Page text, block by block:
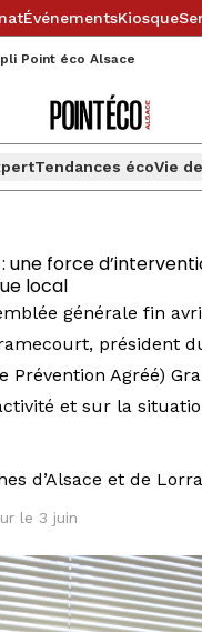
ÉvénementsKiosque
Point éco Alsace
Tendances écoVie
: une force
local
générale fin
président
Prévention Agréé)
et sur la
d’Alsace et de
le 3 juin